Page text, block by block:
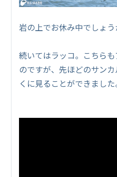
岩の上でお休み中でしょう
続いてはラッコ。こちら
のですが、先ほどのサン
くに見ることができました